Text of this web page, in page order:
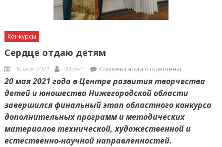
Конкурсы
Сердце отдаю детям
Posted
on
30 мая 2021 Author
"Маяк" Комментариик
записи
Сердце
отдаю
детям
отключены
20 мая 2021 года в Центре развития творчества
детей и юношества Нижегородской области
завершился финальный этап областного конкурса
дополнительных программ и методических
материалов технической, художественной и
естественно-научной направленностей.